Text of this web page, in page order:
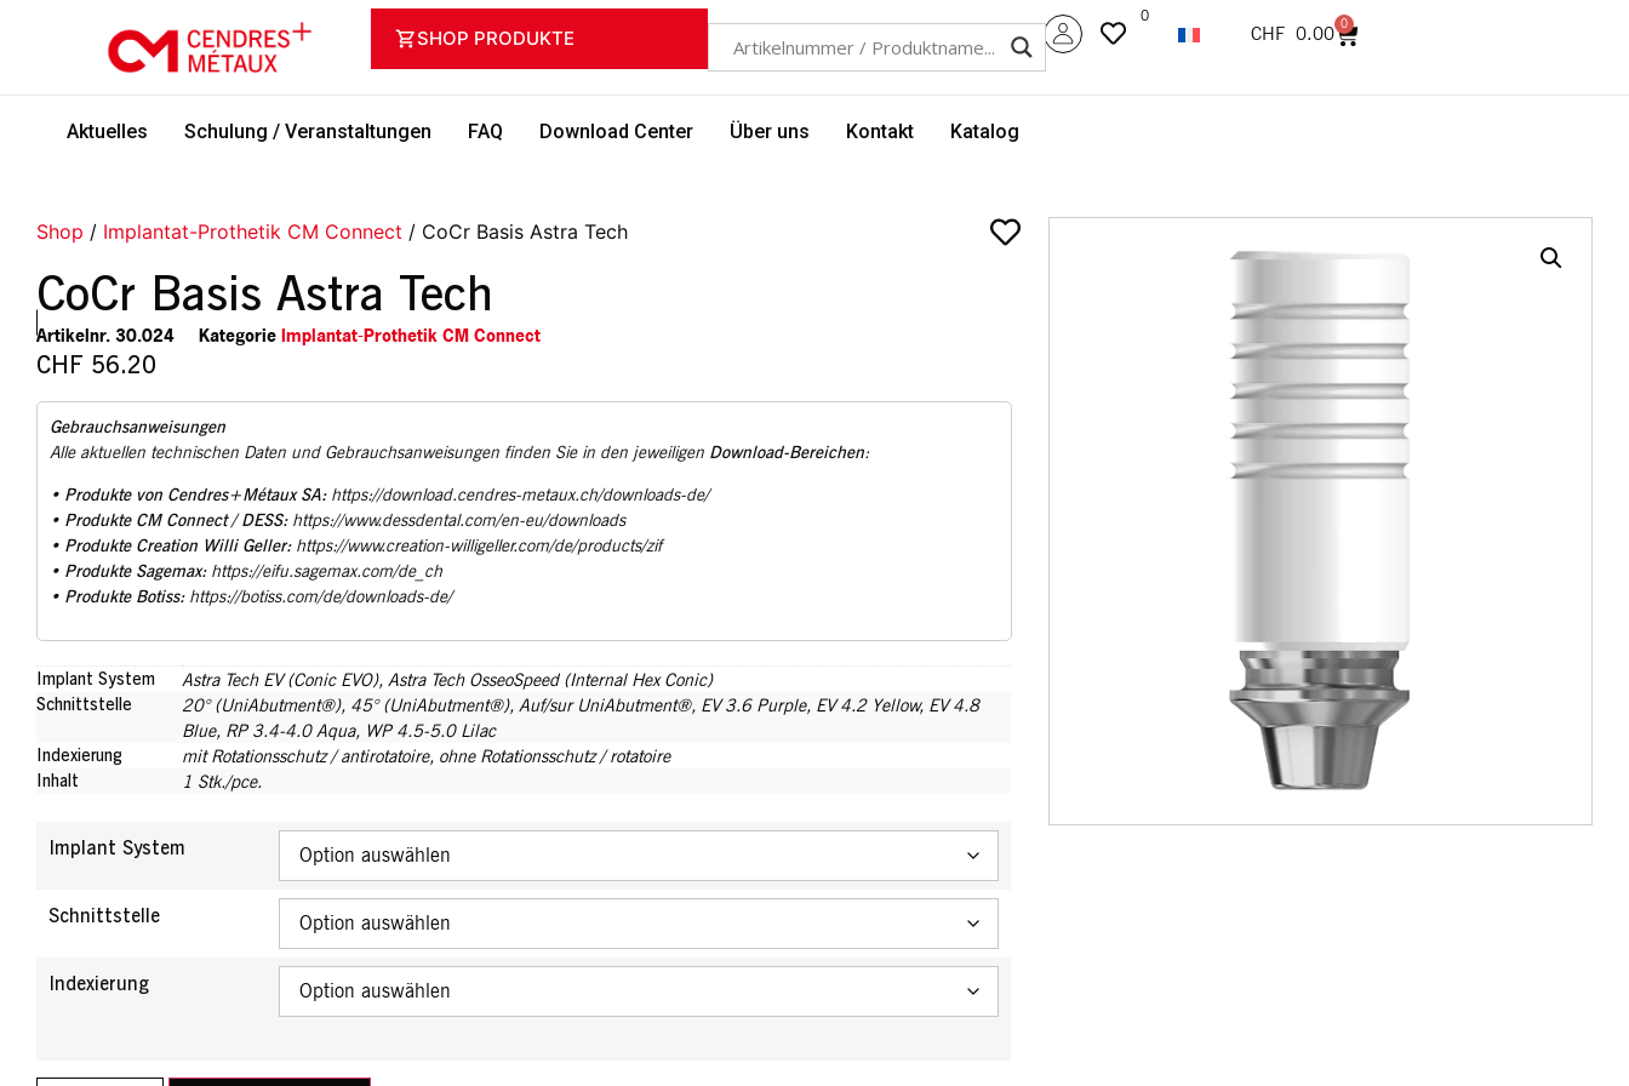
SHOP PRODUKTE
0
CHF 0.00
0
Aktuelles Schulung / Veranstaltungen FAQ Download Center Über uns Kontakt Katalog
Shop / Implantat-Prothetik CM Connect / CoCr Basis Astra Tech
CoCr Basis Astra Tech
Artikelnr. 30.024 Kategorie Implantat-Prothetik CM Connect
CHF 56.20
Gebrauchsanweisungen
Alle aktuellen technischen Daten und Gebrauchsanweisungen finden Sie in den jeweiligen Download-Bereichen:
• Produkte von Cendres+Métaux SA: https://download.cendres-metaux.ch/downloads-de/
• Produkte CM Connect / DESS: https://www.dessdental.com/en-eu/downloads
• Produkte Creation Willi Geller: https://www.creation-willigeller.com/de/products/zif
• Produkte Sagemax: https://eifu.sagemax.com/de_ch
• Produkte Botiss: https://botiss.com/de/downloads-de/
Implant System Astra Tech EV (Conic EVO), Astra Tech OsseoSpeed (Internal Hex Conic)
Schnittstelle 20° (UniAbutment®), 45° (UniAbutment®), Auf/sur UniAbutment®, EV 3.6 Purple, EV 4.2 Yellow, EV 4.8
Blue, RP 3.4-4.0 Aqua, WP 4.5-5.0 Lilac
Indexierung mit Rotationsschutz / antirotatoire, ohne Rotationsschutz / rotatoire
Inhalt 1 Stk./pce.
Implant System
Schnittstelle
Indexierung